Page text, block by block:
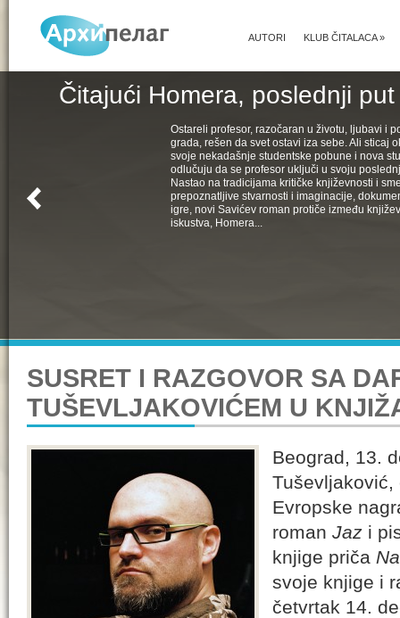
KLUB ČITALACA»
AUTORI
Čitajući Homera, poslednji put
Ostareli profesor, razočaran u životu, ljubavi i
grada, rešen da svet ostavi iza sebe. Ali sticaj
svoje nekadašnje studentske pobune i nova
odlučuju da se profesor uključi u svoju
Nastao na tradicijama kritičke književnosti i
prepoznatljive stvarnosti i imaginacije,
igre, novi Savićev roman protiče između
iskustva, Homera...
SUSRET I RAZGOVOR SA
TUŠEVLJAKOVIĆEM U
Beograd, 13.
Evropske
roman Jaz i
knjige priča
svoje knjige i
četvrtak 14.